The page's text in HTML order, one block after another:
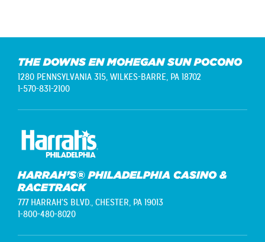
THE DOWNS EN MOHEGAN SUN POCONO
1280 PENNSYLVANIA 315, WILKES-BARRE, PA 18702
1-570-831-2100
HARRAH’S® PHILADELPHIA CASINO &
RACETRACK
777 HARRAH'S BLVD., CHESTER, PA 19013
1-800-480-8020